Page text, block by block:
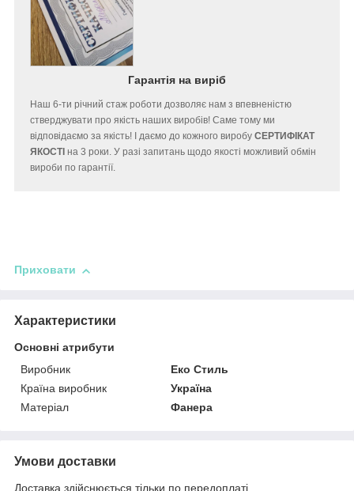
Гарантія на виріб
Наш 6-ти річний стаж роботи дозволяє нам з впевненістю
стверджувати про якість наших виробів! Саме тому ми
відповідаємо за якість! І даємо до кожного виробу СЕРТИФІКАТ
ЯКОСТІ на 3 роки. У разі запитань щодо якості можливий обмін
вироби по гарантії.
Приховати
Характеристики
Основні атрибути
Виробник
Еко Стиль
Країна виробник
Україна
Матеріал
Фанера
Умови доставки
Доставка здійснюється тільки по передоплаті.